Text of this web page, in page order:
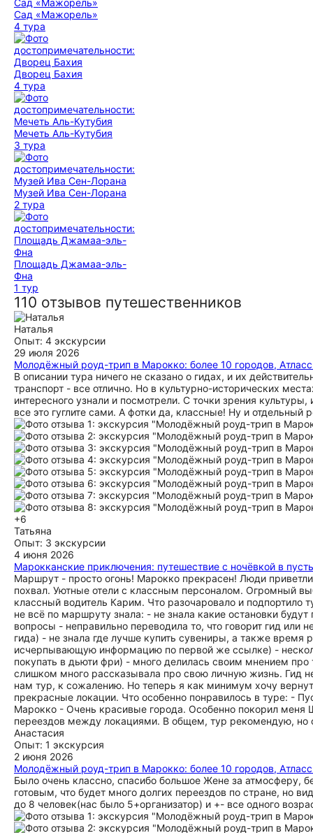
Сад «Мажорель»
4 тура
Дворец Бахия
4 тура
Мечеть Аль-Кутубия
3 тура
Музей Ива Сен-Лорана
2 тура
Площадь Джамаа-эль-
Фна
1 тур
110 отзывов путешественников
Наталья
Опыт: 4 экскурсии
29 июля 2026
Молодёжный роуд-трип в Марокко: более 10 городов,
В описании тура ничего не сказано о гидах, и их
транспорт - все отлично. Но в культурно-исторических
интересного узнали и посмотрели. С точки зрения
все это гуглите сами. А фотки да, классные! Ну и
+6
Татьяна
Опыт: 3 экскурсии
4 июня 2026
Марокканские приключения: путешествие с ночёвкой в
Маршрут - просто огонь! Марокко прекрасен! Люди
похвал. Уютные отели с классным персоналом. Огромный
классный водитель Карим. Что разочаровало и подпортило
не всё по маршруту знала: - не знала какие остановки
вопросы - неправильно переводила то, что говорит гид
гида) - не знала где лучше купить сувениры, а также
исчерпывающую информацию по первой же ссылке) -
покупать в дьюти фри) - много делилась своим мнением
слишком много рассказывала про свою личную жизнь. Гид
нам тур, к сожалению. Но теперь я как минимум хочу
прекрасные локации. Что особенно понравилось в туре: -
Марокко - Очень красивые города. Особенно покорил
переездов между локациями. В общем, тур рекомендую, но
Анастасия
Опыт: 1 экскурсия
2 июня 2026
Молодёжный роуд-трип в Марокко: более 10 городов,
Было очень классно, спасибо большое Жене за атмосферу,
готовым, что будет много долгих переездов по стране, но
до 8 человек(нас было 5+организатор) и +- все одного